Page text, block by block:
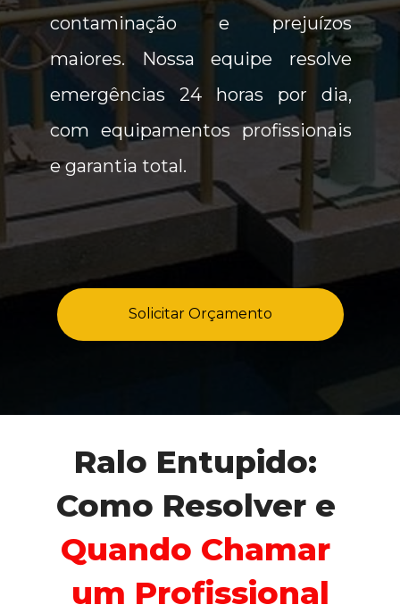
contaminação e prejuízos
maiores. Nossa equipe resolve
emergências 24 horas por dia,
com equipamentos profissionais
e garantia total.
Solicitar Orçamento
Ralo Entupido:
Quando Chamar
um Profissional